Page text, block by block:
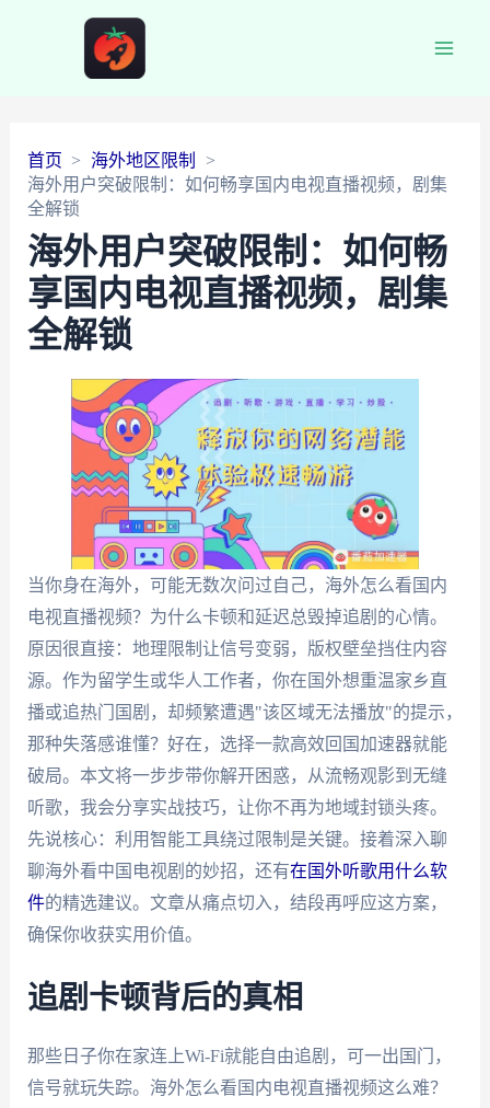
首页
海外地区限制
海外用户突破限制：如何畅享国内电视直播视频，剧集
全解锁
海外用户突破限制：如何畅
享国内电视直播视频，剧集
全解锁
当你身在海外，可能无数次问过自己，海外怎么看国内
电视直播视频？为什么卡顿和延迟总毁掉追剧的心情。
原因很直接：地理限制让信号变弱，版权壁垒挡住内容
源。作为留学生或华人工作者，你在国外想重温家乡直
播或追热门国剧，却频繁遭遇"该区域无法播放"的提示，
那种失落感谁懂？好在，选择一款高效回国加速器就能
破局。本文将一步步带你解开困惑，从流畅观影到无缝
听歌，我会分享实战技巧，让你不再为地域封锁头疼。
先说核心：利用智能工具绕过限制是关键。接着深入聊
聊海外看中国电视剧的妙招，还有在国外听歌用什么软
件的精选建议。文章从痛点切入，结段再呼应这方案，
确保你收获实用价值。
追剧卡顿背后的真相
那些日子你在家连上Wi-Fi就能自由追剧，可一出国门，
信号就玩失踪。海外怎么看国内电视直播视频这么难？